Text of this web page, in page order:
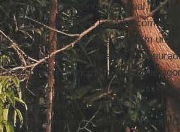
E, com a crise econômica atual, esse
decepcionado com o Estado, com as
cidadania. As respostas apontam um
nunca tiveram seus direitos
crescimento econômico, mas, que
do desemprego, da fome e da
ainda são muito permeadas pela
cidadão tem menos acesso à